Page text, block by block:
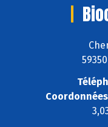
Coordonnées